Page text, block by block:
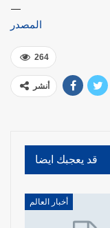
—
المصدر
264
أنشر
قد يعجبك ايضا
أخبار العالم